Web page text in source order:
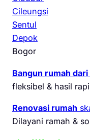
Cileungsi
Sentul
Depok
Bogor
Bangun rumah dari
fleksibel & hasil
Renovasi rumah
Dilayani ramah &